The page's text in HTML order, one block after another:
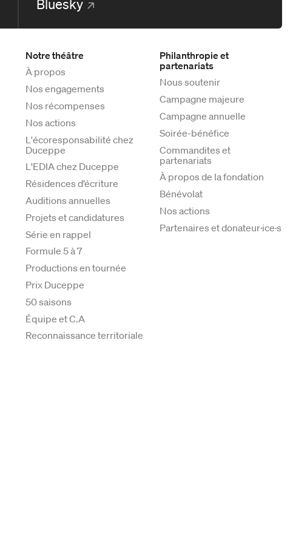
Bluesky
Notre théâtre
À propos
Nos engagements
Nos récompenses
Nos actions
L'écoresponsabilité chez
Duceppe
L'EDIA chez Duceppe
Résidences d’écriture
Auditions annuelles
Projets et candidatures
Série en rappel
Formule 5 à 7
Productions en tournée
Prix Duceppe
50 saisons
Équipe et C.A
Reconnaissance territoriale
Philanthropie et
partenariats
Nous soutenir
Campagne majeure
Campagne annuelle
Soirée-bénéfice
Commandites et
partenariats
À propos de la fondation
Bénévolat
Nos actions
Partenaires et donateur·ice·s